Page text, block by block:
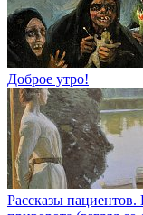
Доброе утро!
Рассказы